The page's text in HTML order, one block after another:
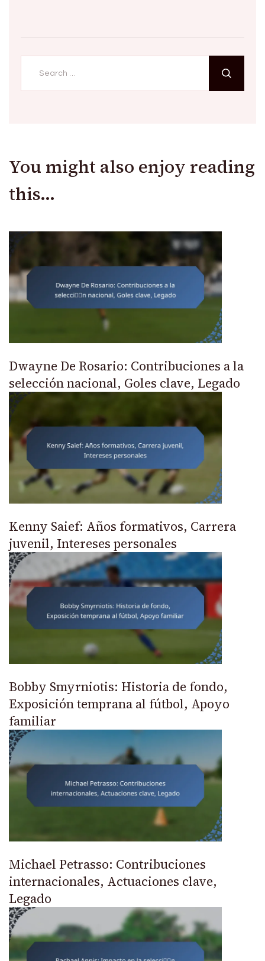
You might also enjoy reading
this...
Dwayne De Rosario: Contribuciones a la
selección nacional, Goles clave, Legado
Kenny Saief: Años formativos, Carrera
juvenil, Intereses personales
Bobby Smyrniotis: Historia de fondo,
Exposición temprana al fútbol, Apoyo
familiar
Michael Petrasso: Contribuciones
internacionales, Actuaciones clave,
Legado